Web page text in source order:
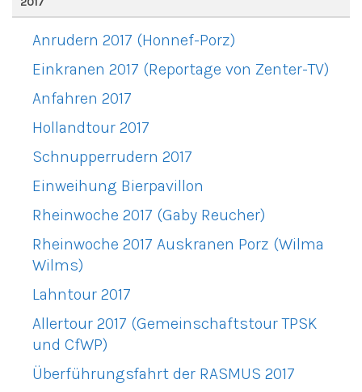
Anrudern 2017 (Honnef-Porz)
Einkranen 2017 (Reportage von Zenter-TV)
Anfahren 2017
Hollandtour 2017
Schnupperrudern 2017
Einweihung Bierpavillon
Rheinwoche 2017 (Gaby Reucher)
Rheinwoche 2017 Auskranen Porz (Wilma
Wilms)
Lahntour 2017
Allertour 2017 (Gemeinschaftstour TPSK
und CfWP)
Überführungsfahrt der RASMUS 2017